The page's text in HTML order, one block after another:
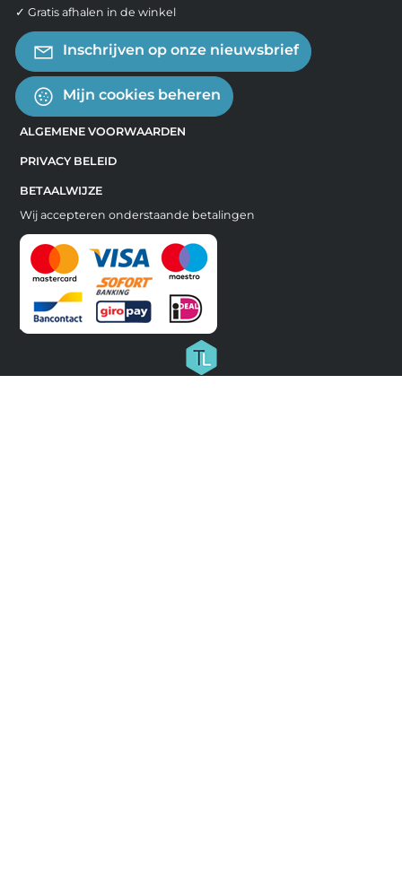
✓ Gratis afhalen in de winkel
Inschrijven op onze nieuwsbrief
Mijn cookies beheren
ALGEMENE VOORWAARDEN
PRIVACY BELEID
BETAALWIJZE
Wij accepteren onderstaande betalingen